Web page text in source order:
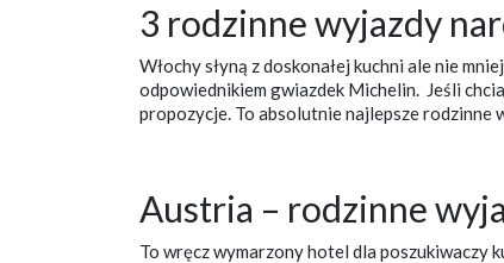
3 rodzinne wyjazdy
Włochy słyną z doskonałej kuchni ale nie
odpowiednikiem gwiazdek Michelin. Jeśli
propozycje. To absolutnie najlepsze rodzinne
Austria – rodzinne
To wręcz wymarzony hotel dla poszukiwaczy